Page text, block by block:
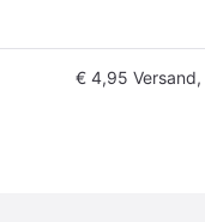
€ 4,95 Versand,